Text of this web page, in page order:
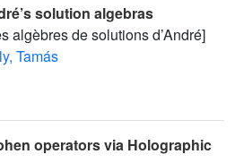
solution algebras
algèbres de solutions d’André]
Tamás
operators via Holographic